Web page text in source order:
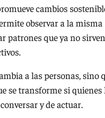
cambios
observar a la misma
patrones que ya no
a las personas, sino
se transforme si quienes
y de actuar.